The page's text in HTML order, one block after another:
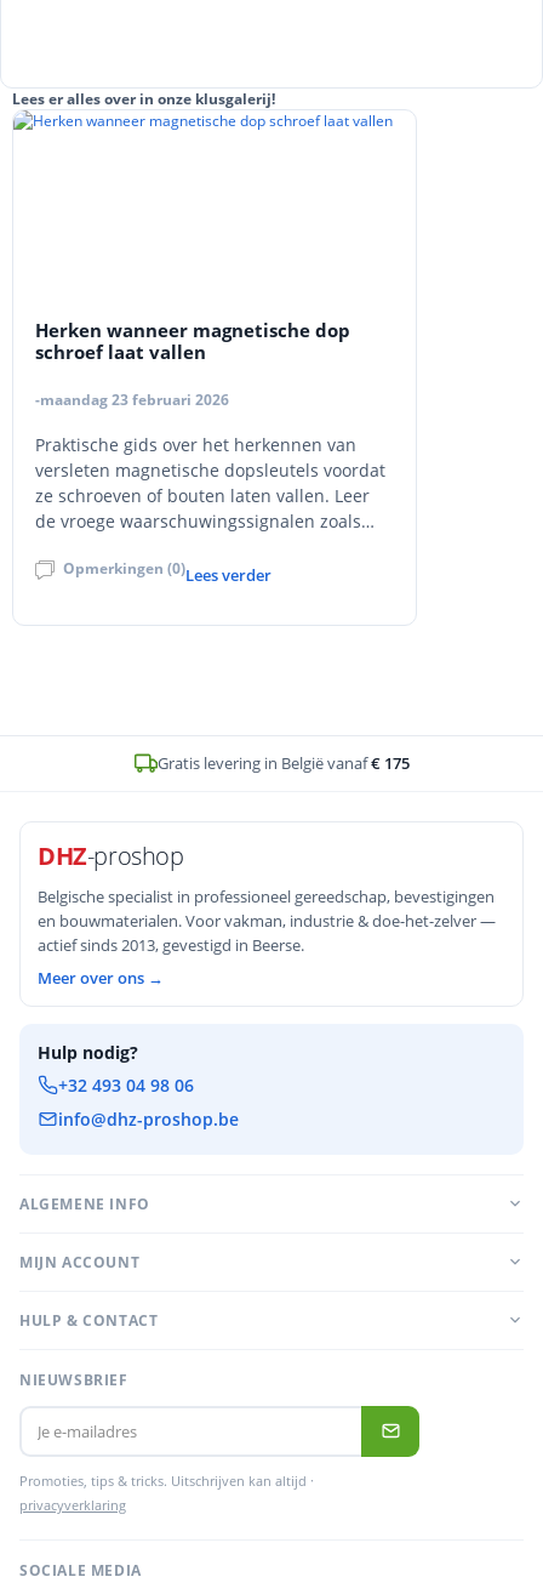
Lees er alles over in onze klusgalerij!
Herken wanneer magnetische dop
schroef laat vallen
-maandag 23 februari 2026
Praktische gids over het herkennen van
versleten magnetische dopsleutels voordat
ze schroeven of bouten laten vallen. Leer
de vroege waarschuwingssignalen zoals
zichtbare slijtage, plus drie snelle
preventietips, vervangingsadvies en interne
Opmerkingen (0)Lees verder
Op voorraad en voor16ubesteld, zelfde werkdag verstuurd
DHZ-proshop
Belgische specialist in professioneel gereedschap, bevestigingen
en bouwmaterialen. Voor vakman, industrie & doe-het-zelver —
actief sinds 2013, gevestigd in Beerse.
Meer over ons →
Hulp nodig?
+32 493 04 98 06
info@dhz-proshop.be
ALGEMENE INFO
MIJN ACCOUNT
HULP & CONTACT
NIEUWSBRIEF
Promoties, tips & tricks. Uitschrijven kan altijd ·
privacyverklaring
SOCIALE MEDIA